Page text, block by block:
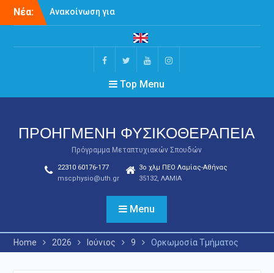
Νέα:
Ανακοίνωση για
Διπλωματικών Εργασιών
του ΠΜΣ Προηγμένη
Φυσικοθεραπεία
Ορκωμοσία Τμήματος
Πρόγραμμα Τελετής
Ορκωμοσίας – Ιούλιος
FacebookTwitter YoutubeInstagram
Top Menu
ΠΡΟΗΓΜΕΝΗ ΦΥΣΙΚΟΘΕΡΑΠΕΙΑ
Πρόγραμμα Μεταπτυχιακών Σπουδών
22310 60176-177
mscphysio@uth.gr
3ο χλμ ΠΕΟ Λαμίας-Αθήνας
35132, ΛΑΜΙΑ
Menu
Home 2026 Ιούνιος 9 Ορκωμοσία Τμήματος